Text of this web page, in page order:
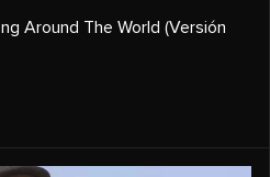
Around The World (Versión